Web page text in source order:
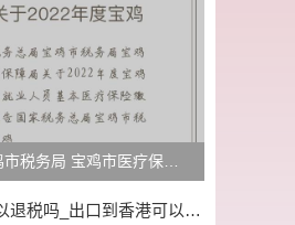
税务局 宝鸡市医疗保障
鸡市灵活就业人员基本医
退税吗_出口到香港可以退